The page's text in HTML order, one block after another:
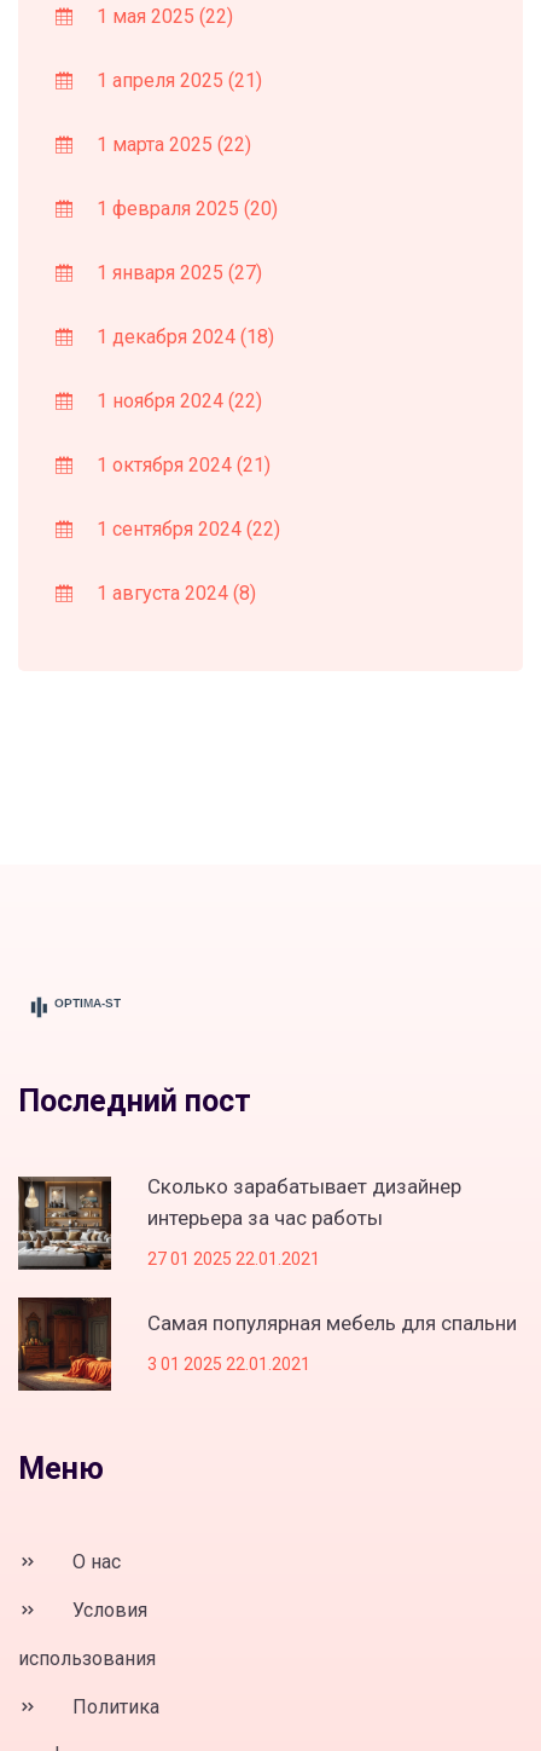
1 мая 2025 (22)
1 апреля 2025 (21)
1 марта 2025 (22)
1 февраля 2025 (20)
1 января 2025 (27)
1 декабря 2024 (18)
1 ноября 2024 (22)
1 октября 2024 (21)
1 сентября 2024 (22)
1 августа 2024 (8)
Последний пост
Сколько зарабатывает дизайнер
интерьера за час работы
27 01 2025 22.01.2021
Самая популярная мебель для спальни
3 01 2025 22.01.2021
Меню
О нас
Условия
использования
Политика